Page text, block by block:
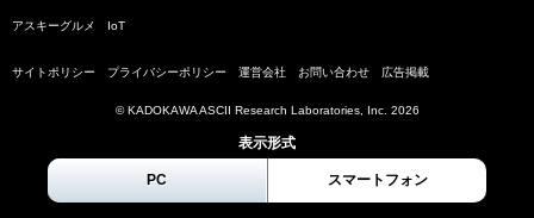
アスキーグルメ IoT
サイトポリシー プライバシーポリシー 運営会社 お問い合わせ 広告掲載
© KADOKAWA ASCII Research Laboratories, Inc. 2026
表示形式
PC スマートフォン